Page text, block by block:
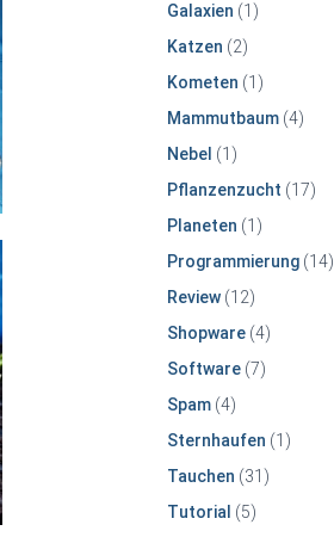
Galaxien (1)
Katzen (2)
Kometen (1)
Mammutbaum(4)
Nebel (1)
Pflanzenzucht (17)
Planeten (1)
Programmierung(14)
Review(12)
Shopware(4)
Software(7)
Spam(4)
Sternhaufen (1)
Tauchen (31)
Tutorial (5)